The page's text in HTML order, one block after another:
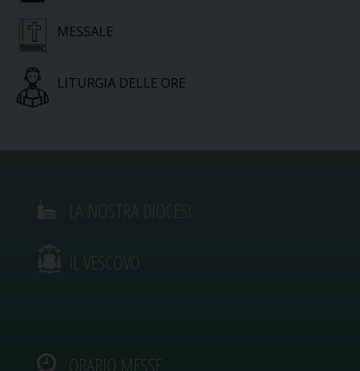
MESSALE
LITURGIA DELLE ORE
IL VESCOVO
ORARIO MESSE